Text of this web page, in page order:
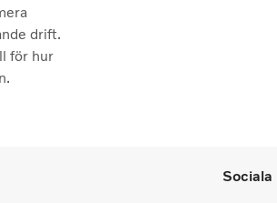
drift.
för hur